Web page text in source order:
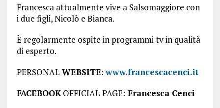
Francesca attualmente vive a Salsomaggiore con
i due figli, Nicolò e Bianca.
È regolarmente ospite in programmi tv in qualità
di esperto.
PERSONAL WEBSITE:www.francescacenci.it
FACEBOOKOFFICIAL PAGE: Francesca Cenci